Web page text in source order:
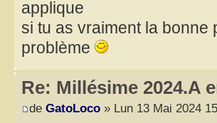
applique
si tu as vraiment la bonne
problème
Re: Millésime 2024.A
de GatoLoco » Lun 13 Mai 2024